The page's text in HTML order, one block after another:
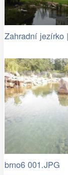
brno6 001.JPG